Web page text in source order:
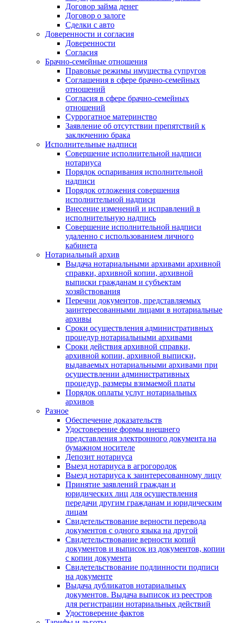
Договор займа денег
Договор о залоге
Сделки с авто
Доверенности и согласия
Доверенности
Согласия
Брачно-семейные отношения
Правовые режимы имущества супругов
Соглашения в сфере брачно-семейных
отношений
Согласия в сфере брачно-семейных
отношений
Суррогатное материнство
Заявление об отсутствии препятствий к
заключению брака
Исполнительные надписи
Совершение исполнительной надписи
нотариуса
Порядок оспаривания исполнительной
надписи
Порядок отложения совершения
исполнительной надписи
Внесение изменений и исправлений в
исполнительную надпись
Совершение исполнительной надписи
удаленно с использованием личного
кабинета
Нотариальный архив
Выдача нотариальными архивами архивной
справки, архивной копии, архивной
выписки гражданам и субъектам
хозяйствования
Перечни документов, представляемых
заинтересованными лицами в нотариальные
архивы
Сроки осуществления административных
процедур нотариальными архивами
Сроки действия архивной справки,
архивной копии, архивной выписки,
выдаваемых нотариальными архивами при
осуществлении административных
процедур, размеры взимаемой платы
Порядок оплаты услуг нотариальных
архивов
Разное
Обеспечение доказательств
Удостоверение формы внешнего
представления электронного документа на
бумажном носителе
Депозит нотариуса
Выезд нотариуса в агрогородок
Выезд нотариуса к заинтересованному лицу
Принятие заявлений граждан и
юридических лиц для осуществления
передачи другим гражданам и юридическим
лицам
Свидетельствование верности перевода
документов с одного языка на другой
Свидетельствование верности копий
документов и выписок из документов, копии
с копии документа
Свидетельствование подлинности подписи
на документе
Выдача дубликатов нотариальных
документов. Выдача выписок из реестров
для регистрации нотариальных действий
Удостоверение фактов